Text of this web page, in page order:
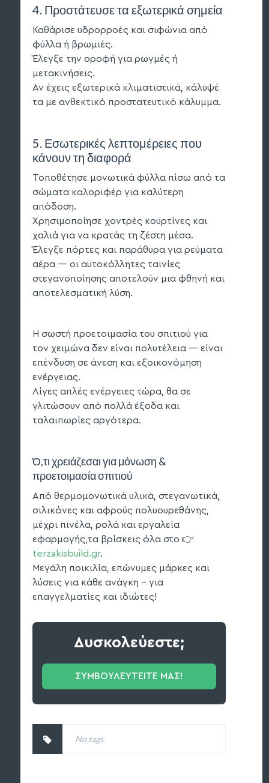
4. Προστάτευσε τα εξωτερικά σημεία
Καθάρισε υδρορροές και σιφώνια από
φύλλα ή βρωμιές.
Έλεγξε την οροφή για ρωγμές ή
μετακινήσεις.
Αν έχεις εξωτερικά κλιματιστικά, κάλυψέ
τα με ανθεκτικό προστατευτικό κάλυμμα.
5. Εσωτερικές λεπτομέρειες που
κάνουν τη διαφορά
Τοποθέτησε μονωτικά φύλλα πίσω από τα
σώματα καλοριφέρ για καλύτερη
απόδοση.
Χρησιμοποίησε χοντρές κουρτίνες και
χαλιά για να κρατάς τη ζέστη μέσα.
Έλεγξε πόρτες και παράθυρα για ρεύματα
αέρα — οι αυτοκόλλητες ταινίες
στεγανοποίησης αποτελούν μια φθηνή και
αποτελεσματική λύση.
Η σωστή προετοιμασία του σπιτιού για
τον χειμώνα δεν είναι πολυτέλεια — είναι
επένδυση σε άνεση και εξοικονόμηση
ενέργειας.
Λίγες απλές ενέργειες τώρα, θα σε
γλιτώσουν από πολλά έξοδα και
ταλαιπωρίες αργότερα.
Ό,τι χρειάζεσαι για μόνωση &
προετοιμασία σπιτιού
Από θερμομονωτικά υλικά, στεγανωτικά,
σιλικόνες και αφρούς πολυουρεθάνης,
μέχρι πινέλα, ρολά και εργαλεία
εφαρμογής,τα βρίσκεις όλα στο 👉
terzakisbuild.gr.
Μεγάλη ποικιλία, επώνυμες μάρκες και
λύσεις για κάθε ανάγκη – για
επαγγελματίες και ιδιώτες!
Δυσκολεύεστε;
ΣΥΜΒΟΥΛΕΥΤΕΙΤΕ ΜΑΣ!
No tags.